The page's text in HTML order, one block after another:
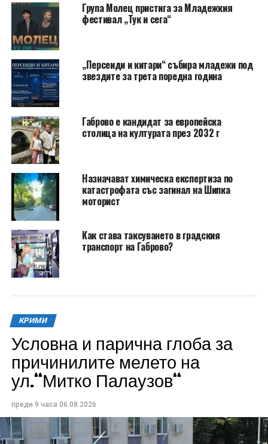
Група Молец пристига за Младежкия
фестивал „Тук и сега“
„Персеиди и китари“ събира младежи под
звездите за трета поредна година
Габрово е кандидат за европейска
столица на културата през 2032 г
Назначават химическа експертиза по
катастрофата със загинал на Шипка
моторист
Как става таксуването в градския
транспорт на Габрово?
КРИМИ
Условна и парична глоба за
причинилите мелето на
ул.“Митко Палаузов“
преди 9 часа 06.08.2026